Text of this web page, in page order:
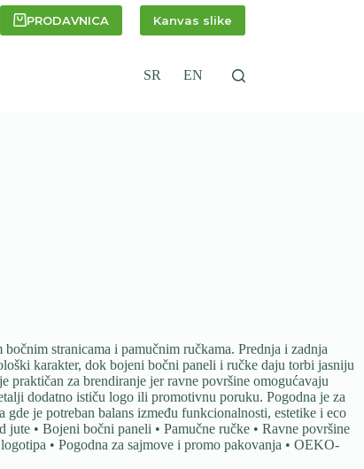
PRODAVNICA Kanvas slike
SR EN
stranicama i pamučnim ručkama. Prednja i zadnja
karakter, dok bojeni bočni paneli i ručke daju torbi jasniju
za brendiranje jer ravne površine omogućavaju
dodatno ističu logo ili promotivnu poruku. Pogodna je za
je potreban balans između funkcionalnosti, estetike i eco
• Bojeni bočni paneli • Pamučne ručke • Ravne površine
• Pogodna za sajmove i promo pakovanja • OEKO-